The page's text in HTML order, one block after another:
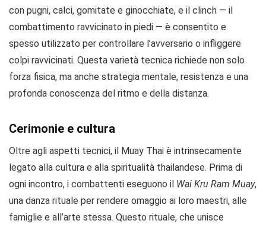
con pugni, calci, gomitate e ginocchiate, e il clinch — il
combattimento ravvicinato in piedi — è consentito e
spesso utilizzato per controllare l’avversario o infliggere
colpi ravvicinati. Questa varietà tecnica richiede non solo
forza fisica, ma anche strategia mentale, resistenza e una
profonda conoscenza del ritmo e della distanza.
Cerimonie e cultura
Oltre agli aspetti tecnici, il Muay Thai è intrinsecamente
legato alla cultura e alla spiritualità thailandese. Prima di
ogni incontro, i combattenti eseguono il Wai Kru Ram Muay,
una danza rituale per rendere omaggio ai loro maestri, alle
famiglie e all’arte stessa. Questo rituale, che unisce